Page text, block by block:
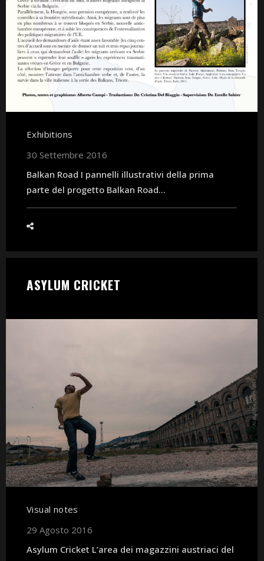
Exhibitions
30 Settembre 2016
Balkan Road I pannelli illustrativi della prima
parte del progetto Balkan Road...
ASYLUM CRICKET
Visual notes
29 Agosto 2016
Asylum Cricket L’area dei magazzini austriaci del